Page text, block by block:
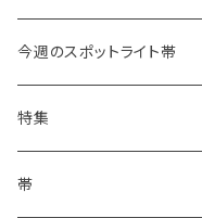
今週のスポットライト帯
特集
浴衣にも！夏の帯揚げ
帯